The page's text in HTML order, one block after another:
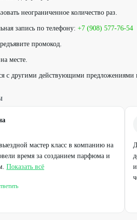
неограниченное количество раз.
запись по телефону: +7 (908) 577-76-54
промокод.
месте.
с другими действующими предложениями
мастер класс в компанию на
время за созданием парфюма и
Показать всё